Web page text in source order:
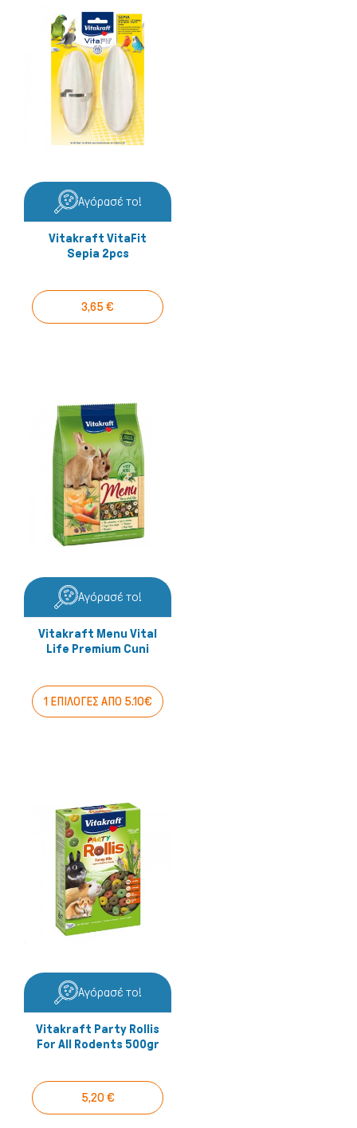
Αγόρασέ το!
Vitakraft VitaFit
Sepia 2pcs
3,65 €
Αγόρασέ το!
Vitakraft Menu Vital
Life Premium Cuni
1 ΕΠΙΛΟΓΕΣ ΑΠΟ 5.10€
Αγόρασέ το!
Vitakraft Party Rollis
For All Rodents 500gr
5,20 €